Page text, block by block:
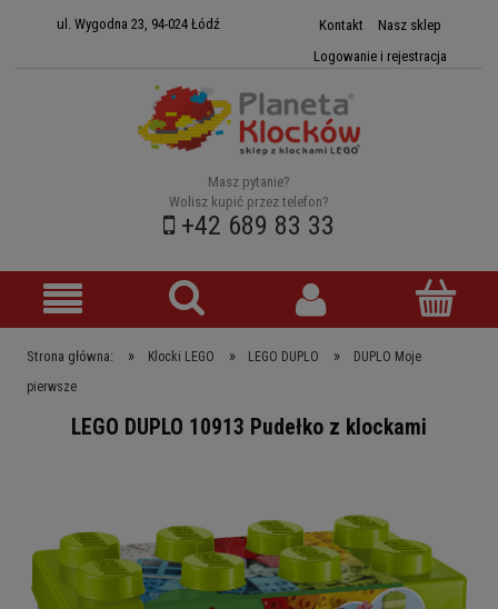
ul. Wygodna 23, 94-024 Łódź Kontakt
Nasz sklep
Logowanie i rejestracja
Masz pytanie?
Wolisz kupić przez telefon?
+42 689 83 33
Strona główna: » Klocki LEGO » LEGO DUPLO »
DUPLO Moje
pierwsze
LEGO DUPLO 10913 Pudełko z klockami